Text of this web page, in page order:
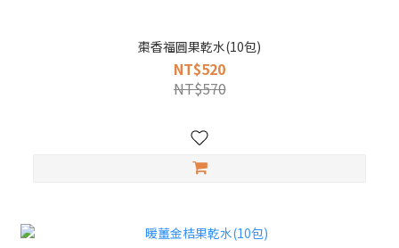
棗香福圓果乾水(10包)
NT$520
NT$570